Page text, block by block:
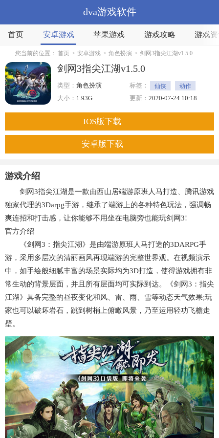
dva游戏软件
首页 安卓游戏 苹果游戏 游戏攻略 游戏
您当前的位置： 首页 > 安卓游戏 > 角色扮演 > 剑网3指尖江湖v1.5.0
剑网3指尖江湖v1.5.0
类型： 角色扮演 标签： 仙侠 动作
大小： 1.93G 更新： 2020-07-24 10:18
IOS版下载
安卓版下载
游戏介绍
剑网3指尖江湖是一款由西山居端游原班人马打造、腾讯游戏
独家代理的3Darpg手游，继承了端游上的各种特色玩法，强调畅
爽连招和打击感，让你能够不用坐在电脑旁也能玩剑网3!
官方介绍
《剑网3：指尖江湖》是由端游原班人马打造的3DARPG手
游，采用多层次的清丽画风再现端游的完整世界观。在视频演示
中，如手绘般细腻丰富的场景实际均为3D打造，使得游戏拥有非
常生动的背景层面，并且所有层面均可实际到达。《剑网3：指尖
江湖》具备完整的昼夜变化和风、雷、雨、雪等动态天气效果;玩
家也可以破坏岩石，跳到树梢上俯瞰风景，乃至运用轻功飞檐走
壁。